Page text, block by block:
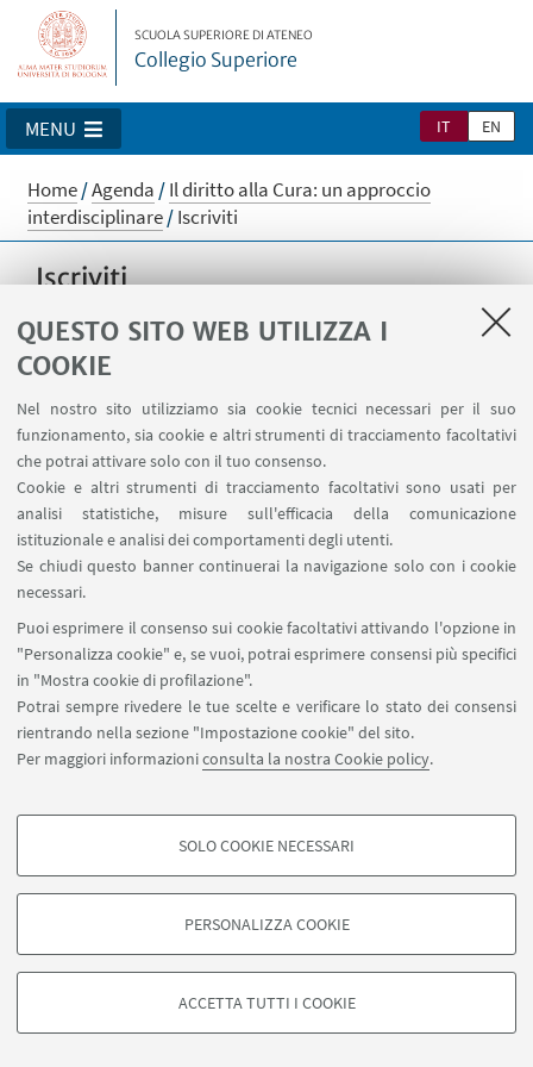
QUESTO SITO WEB UTILIZZA I
COOKIE
Nel nostro sito utilizziamo sia cookie tecnici necessari per il suo
funzionamento, sia cookie e altri strumenti di tracciamento facoltativi
che potrai attivare solo con il tuo consenso.
Cookie e altri strumenti di tracciamento facoltativi sono usati per
analisi statistiche, misure sull'efficacia della comunicazione
istituzionale e analisi dei comportamenti degli utenti.
Se chiudi questo banner continuerai la navigazione solo con i cookie
necessari.
Puoi esprimere il consenso sui cookie facoltativi attivando l'opzione in
"Personalizza cookie" e, se vuoi, potrai esprimere consensi più specifici
in "Mostra cookie di profilazione".
Potrai sempre rivedere le tue scelte e verificare lo stato dei consensi
rientrando nella sezione "Impostazione cookie" del sito.
Per maggiori informazioniconsulta la nostra Cookie policy.
COOKIE DI PROFILAZIONE - FACOLTATIVI
degli utenti, creare profili in base al loro comportamento sul sito, per analisi
di marketing.
Google/Youtube Video
SOLO COOKIE NECESSARI
PERSONALIZZA COOKIE
ACCETTA TUTTI I COOKIE
SCUOLA SUPERIORE DI ATENEO
Collegio Superiore
IT EN
MENU
Home/Agenda /Il diritto alla Cura: un approccio
interdisciplinare/Iscriviti
Iscriviti
Dal 13 al 15 novembre 2025 presso il Centro
Residenziale Universitario di Bertinoro
Docente Coordinatrice: Prof.ssa Ragone
Siamo spiacenti, non è più possibile effettuare l'iscrizione.
Seguici su:
©Copyright 2026 - ALMA MATER STUDIORUM - Università di
Privacy- Note legali-Impostazioni Cookie